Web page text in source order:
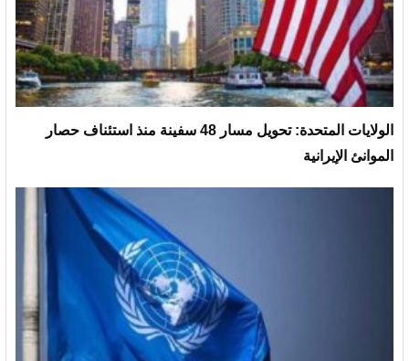
الولايات المتحدة: تحويل مسار 48 سفينة منذ استئناف حصار
الموانئ الإيرانية